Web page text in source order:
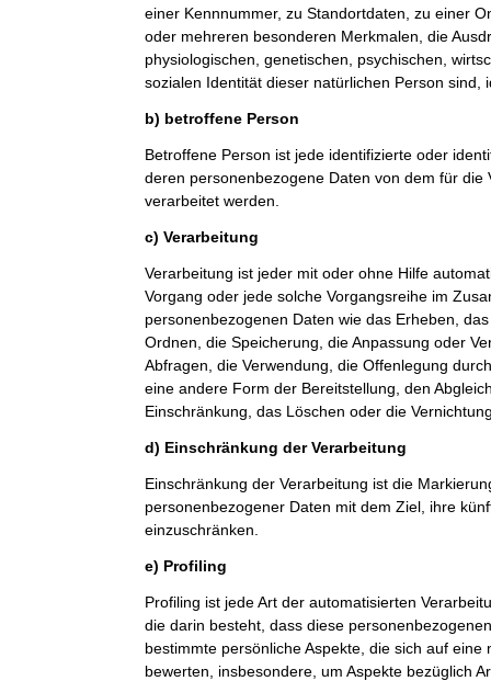
einer Kennnummer, zu Standortdaten, zu einer
oder mehreren besonderen Merkmalen, die
physiologischen, genetischen, psychischen,
sozialen Identität dieser natürlichen Person sind,
b) betroffene Person
Betroffene Person ist jede identifizierte oder
deren personenbezogene Daten von dem für die
verarbeitet werden.
c) Verarbeitung
Verarbeitung ist jeder mit oder ohne Hilfe
Vorgang oder jede solche Vorgangsreihe im
personenbezogenen Daten wie das Erheben,
Ordnen, die Speicherung, die Anpassung oder
Abfragen, die Verwendung, die Offenlegung
eine andere Form der Bereitstellung, den
Einschränkung, das Löschen oder die
d) Einschränkung der Verarbeitung
Einschränkung der Verarbeitung ist die
personenbezogener Daten mit dem Ziel, ihre
einzuschränken.
e) Profiling
Profiling ist jede Art der automatisierten
die darin besteht, dass diese
bestimmte persönliche Aspekte, die sich auf
bewerten, insbesondere, um Aspekte bezüglich